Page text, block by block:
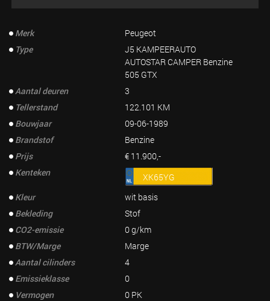
Merk
Peugeot
Type
J5 KAMPEERAUTO
AUTOSTAR CAMPER Benzine
505 GTX
Aantal deuren
3
Tellerstand
122.101 KM
Bouwjaar
09-06-1989
Brandstof
Benzine
Prijs
€ 11.900,-
Kenteken
XK65YG
Kleur
wit basis
Bekleding
Stof
CO2-emissie
0 g/km
BTW/Marge
Marge
Aantal cilinders
4
Emissieklasse
0
Vermogen
0 PK